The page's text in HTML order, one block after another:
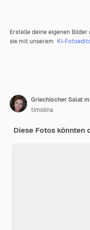
Erstelle deine eigenen Bilder
sie mit unserem KI-
timolina
Diese Fotos könnten